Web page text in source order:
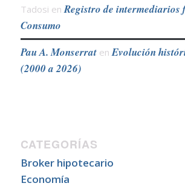
Tadosi en Registro de intermediarios
Consumo
Pau A. Monserraten Evolución
(2000 a 2026)
CATEGORÍAS
Broker hipotecario
Economía